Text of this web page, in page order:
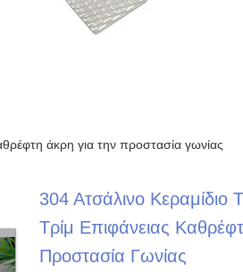
άκρη για την προστασία γωνίας
304 Ατσάλινο Κεραμίδιο
Τρίμ Επιφάνειας
Προστασία Γωνίας